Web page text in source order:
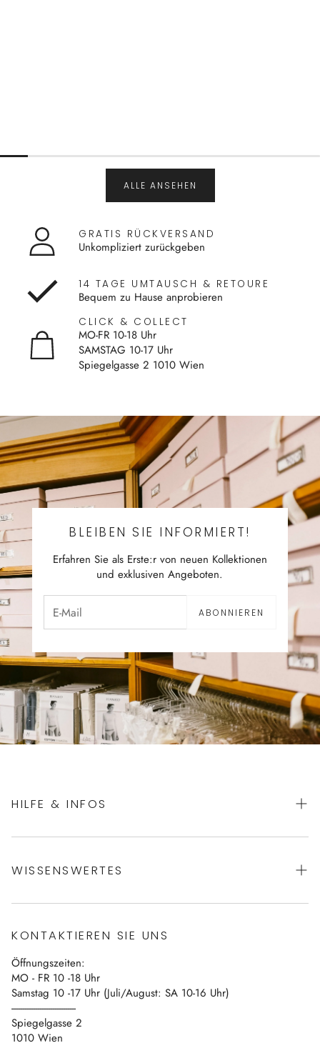
ALLE ANSEHEN
GRATIS RÜCKVERSAND
Unkompliziert zurückgeben
14 TAGE UMTAUSCH & RETOURE
Bequem zu Hause anprobieren
CLICK & COLLECT
MO-FR 10-18 Uhr
SAMSTAG 10-17 Uhr
Spiegelgasse 2 1010 Wien
BLEIBEN SIE INFORMIERT!
Erfahren Sie als Erste:r von neuen Kollektionen
und exklusiven Angeboten.
ABONNIEREN
HILFE & INFOS
Datenschutz
Impressum
Vertrag widerrufen
WISSENSWERTES
Blog
Kontakt
KONTAKTIEREN SIE UNS
Öffnungszeiten:
MO - FR 10 -18 Uhr
Samstag 10 -17 Uhr (Juli/August: SA 10-16 Uhr)
------------------------------
Spiegelgasse 2
1010 Wien